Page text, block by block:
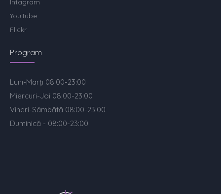
Intagram
YouTube
Flickr
Program
Luni-Marți 08:00-23:00
Miercuri-Joi 08:00-23:00
Vineri-Sâmbătă 08:00-23:00
Duminică - 08:00-23:00